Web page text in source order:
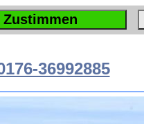
Zustimmen
36992885